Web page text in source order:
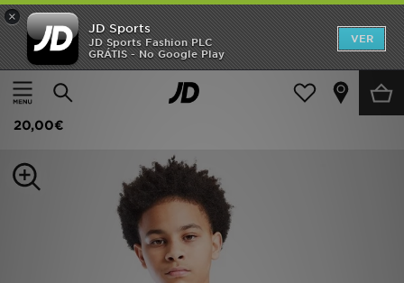
×
JD Sports
JD Sports Fashion PLC
GRÁTIS - No Google Play
VER
Página principal
Criança Roupa de Júnior (8-15 Anos)
Nike T-Shirt Small Logo
20,00€
INÍCIO
Promoções
MULHER